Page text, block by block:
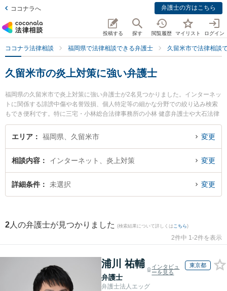
ココナラへ 弁護士の方はこちら
投稿する 探す 閲覧履歴 マイリスト ログイン
ココナラ法律相談 福岡県で法律相談できる弁護士 久留米市で法律相談
久留米市の炎上対策に強い弁護士
福岡県の久留米市で炎上対策に強い弁護士が2名見つかりました。インターネッ
トに関係する誹謗中傷や名誉毀損、個人特定等の細かな分野での絞り込み検索
もでき便利です。特に三宅・小林総合法律事務所の小林 健彦弁護士や大石法律
事務所の山口 高志郎弁護士のプロフィール情報や弁護士費用、強みなどが注目
されています。『久留米市で土日や夜間に発生した炎上対策のトラブルを今す
護士に相談予約したい』などでお困りの相談者さんにおすすめです。
エリア 福岡県、久留米市 変更
相談内容 インターネット、炎上対策 変更
詳細条件 未選択 変更
2 人の弁護士が見つかりました (検索結果について詳しくは こちら)
2件中 1-2件を表示
浦川 祐輔
弁護士
インタビュ
ーを見る
東京都
弁護士法人エッグ